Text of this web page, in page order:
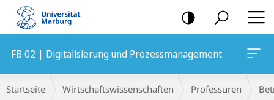
Mobile-
Navigation
FB 02 | Digitalisierung und Prozessmanagement
Breadcrumb-
Navigation
Startseite Wirtschaftswissenschaften Professuren